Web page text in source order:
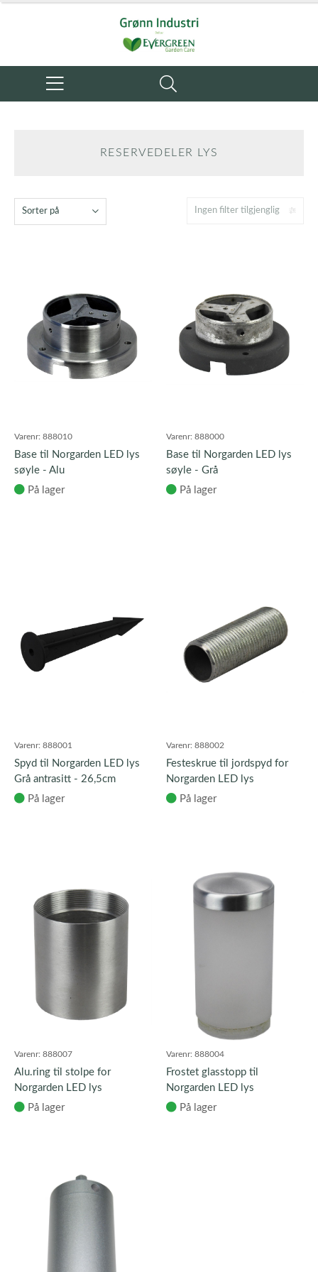
RESERVEDELER LYS
Ingen filter tilgjenglig
Sorter på
Varenr: 888010
Base til Norgarden LED lys
søyle - Alu
På lager
Varenr: 888000
Base til Norgarden LED lys
søyle - Grå
På lager
Varenr: 888001
Spyd til Norgarden LED lys
Grå antrasitt - 26,5cm
På lager
Varenr: 888002
Festeskrue til jordspyd for
Norgarden LED lys
På lager
Varenr: 888007
Alu.ring til stolpe for
Norgarden LED lys
På lager
Varenr: 888004
Frostet glasstopp til
Norgarden LED lys
På lager